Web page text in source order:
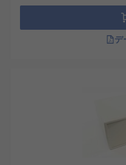
ト（PC）など）
軽量、錆びない、電気・
ルミケース、樹脂ケース
質の筐体を提供します。
PRO、Hammondなどの
デ